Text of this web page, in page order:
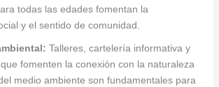
todas las edades fomentan la
y el sentido de comunidad.
Talleres, cartelería informativa y
fomenten la conexión con la naturaleza
medio ambiente son fundamentales para